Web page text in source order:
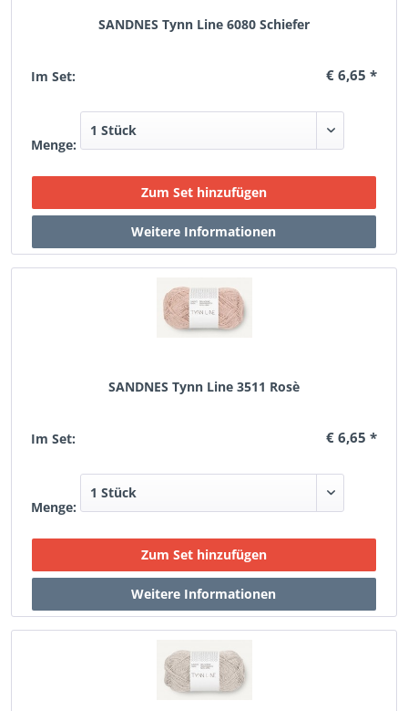
SANDNES Tynn Line 6080 Schiefer
Im Set: € 6,65 *
Menge:
SANDNES Tynn Line 3511 Rosè
Im Set: € 6,65 *
Menge: